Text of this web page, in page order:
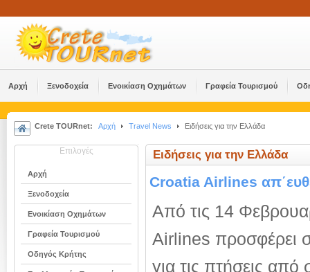
Αρχή Ξενοδοχεία Ενοικίαση Οχημάτων Γραφεία Τουρισμού
Crete TOURnet: Αρχή Travel News Ειδήσεις για την Ελλάδα
Επιλογές
Αρχή
Ξενοδοχεία
Ενοικίαση Οχημάτων
Γραφεία Τουρισμού
Οδηγός Κρήτης
Ειδήσεις για την Ελλάδα
Croatia Airlines
Από τις 14
Airlines προσφέρει
για τις πτήσεις